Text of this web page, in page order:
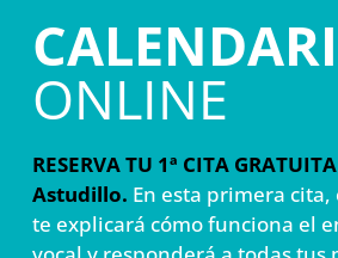
ONLINE
RESERVA TU 1ª CITA
Astudillo. En esta primera
te explicará cómo funciona el